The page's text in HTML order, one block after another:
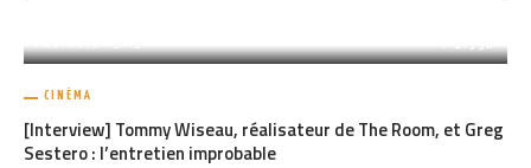
CINÉMA
[Interview] Tommy Wiseau, réalisateur de The Room, et Greg
Sestero : l’entretien improbable